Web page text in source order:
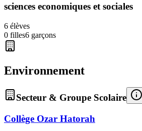
sciences economiques et sociales
6 élèves
0 filles6 garçons
Environnement
Secteur & Groupe Scolaire
Collège Ozar Hatorah